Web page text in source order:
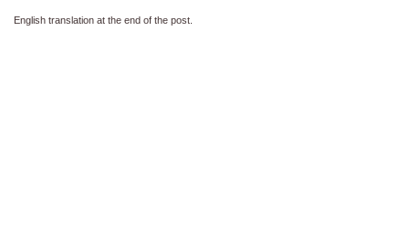
English translation at the end of the post.